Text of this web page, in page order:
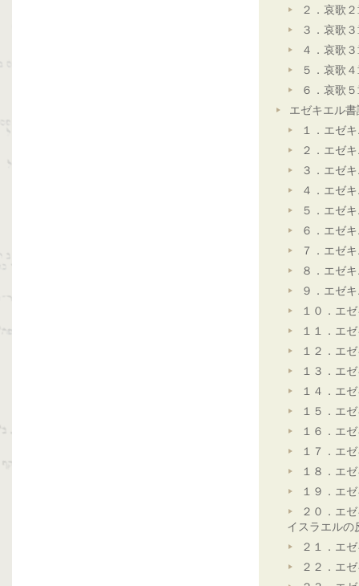
２．哀歌
３．哀歌
４．哀歌
５．哀歌
６．哀歌
エゼキエル書
１．エゼ
２．エゼ
３．エゼ
４．エゼ
５．エゼ
６．エゼ
７．エゼ
８．エゼ
９．エゼ
１０．エ
１１．エ
１２．エ
１３．エ
１４．エ
１５．エ
１６．エ
１７．エ
１８．エ
１９．エ
２０．エ
イスラエルの
２１．エ
２２．エ